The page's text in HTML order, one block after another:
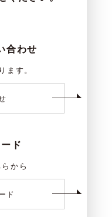
合わせ
ます。
ド
から
ド